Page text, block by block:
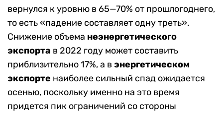
вернулся к уровню в 65—70% от прошлогоднего,
то есть «падение составляет одну треть».
Снижение объема неэнергетического
экспорта в 2022 году может составить
приблизительно 17%, а в энергетическом
экспорте наиболее сильный спад ожидается
осенью, поскольку именно на это время
придется пик ограничений со стороны